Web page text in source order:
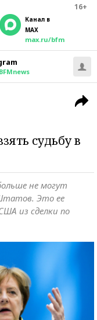
16+
Канал в
MAX
max.ru/bfm
судьбу в
не могут
Это ее
из сделки по